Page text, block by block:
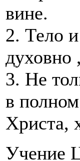
вине.
2. Тело
духовно
3. Не
в
Христа,
Учение